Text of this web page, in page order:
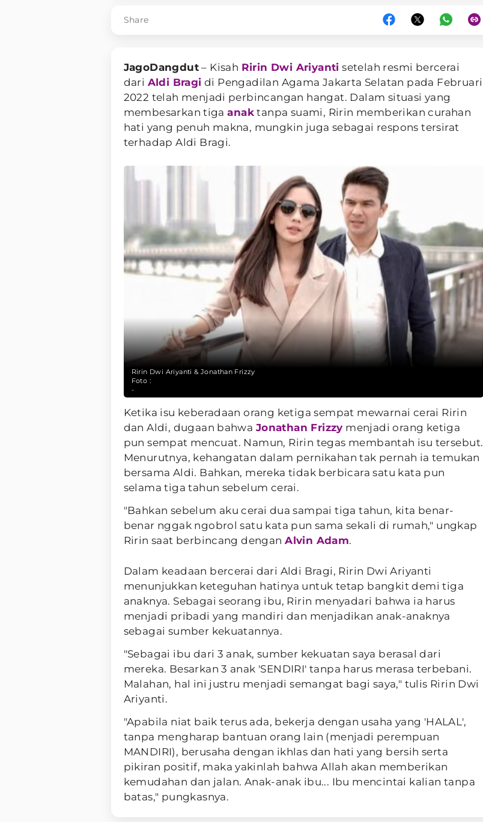
Share
JagoDangdut– Kisah Ririn Dwi Ariyanti setelah resmi bercerai
dari Aldi Bragi di Pengadilan Agama Jakarta Selatan pada Februari
2022 telah menjadi perbincangan hangat. Dalam situasi yang
membesarkan tigaanaktanpa suami, Ririn memberikan curahan
hati yang penuh makna, mungkin juga sebagai respons tersirat
terhadap Aldi Bragi.
Ririn Dwi Ariyanti & Jonathan Frizzy
Foto :
-
Ketika isu keberadaan orang ketiga sempat mewarnai cerai Ririn
dan Aldi, dugaan bahwa Jonathan Frizzy menjadi orang ketiga
pun sempat mencuat. Namun, Ririn tegas membantah isu tersebut.
Menurutnya, kehangatan dalam pernikahan tak pernah ia temukan
bersama Aldi. Bahkan, mereka tidak berbicara satu kata pun
selama tiga tahun sebelum cerai.
"Bahkan sebelum aku cerai dua sampai tiga tahun, kita benar-
benar nggak ngobrol satu kata pun sama sekali di rumah," ungkap
Ririn saat berbincang denganAlvin Adam.
Dalam keadaan bercerai dari Aldi Bragi, Ririn Dwi Ariyanti
menunjukkan keteguhan hatinya untuk tetap bangkit demi tiga
anaknya. Sebagai seorang ibu, Ririn menyadari bahwa ia harus
menjadi pribadi yang mandiri dan menjadikan anak-anaknya
sebagai sumber kekuatannya.
"Sebagai ibu dari 3 anak, sumber kekuatan saya berasal dari
mereka. Besarkan 3 anak 'SENDIRI' tanpa harus merasa terbebani.
Malahan, hal ini justru menjadi semangat bagi saya," tulis Ririn Dwi
Ariyanti.
"Apabila niat baik terus ada, bekerja dengan usaha yang 'HALAL',
tanpa mengharap bantuan orang lain (menjadi perempuan
MANDIRI), berusaha dengan ikhlas dan hati yang bersih serta
pikiran positif, maka yakinlah bahwa Allah akan memberikan
kemudahan dan jalan. Anak-anak ibu... Ibu mencintai kalian tanpa
batas," pungkasnya.